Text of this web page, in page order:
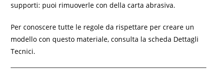
supporti: puoi rimuoverle con della carta abrasiva.
Per conoscere tutte le regole da rispettare per creare un
modello con questo materiale, consulta la scheda Dettagli
Tecnici.